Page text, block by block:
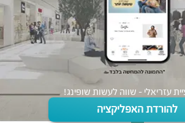
עזריאלי - שווה לעשות שופינג!
להורדת האפליקציה